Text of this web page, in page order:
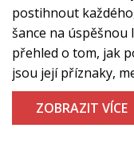
postihnout
šance na úspěšnou
přehled o tom, jak
jsou její příznaky,
prevence. Dozvíte
změny ve svém
ZOBRAZIT VÍCE